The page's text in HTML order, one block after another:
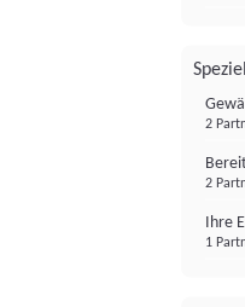
2
2
Ihre
1